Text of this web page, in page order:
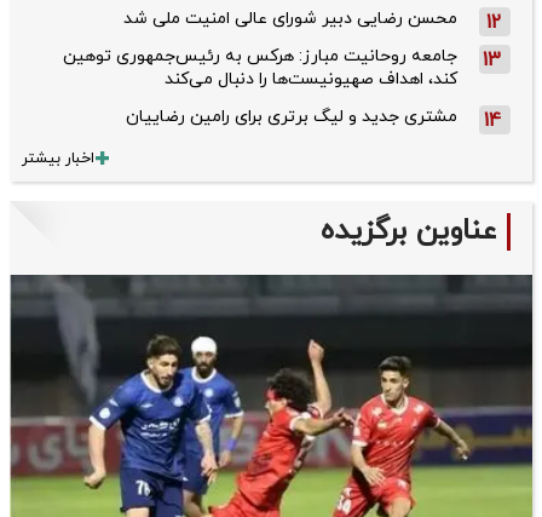
12 محسن رضایی دبیر شورای عالی امنیت ملی شد
13
جامعه روحانیت مبارز: هرکس به رئیس‌جمهوری توهین
کند، اهداف صهیونیست‌ها را دنبال می‌کند
14 مشتری جدید و لیگ برتری برای رامین رضاییان
اخبار بیشتر
عناوین برگزیده